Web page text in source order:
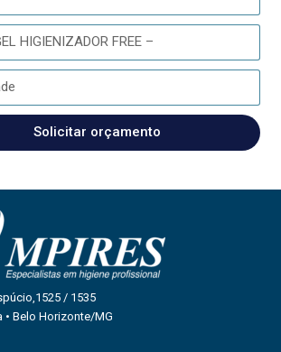
Solicitar orçamento
/ 1535
• Belo Horizonte/MG